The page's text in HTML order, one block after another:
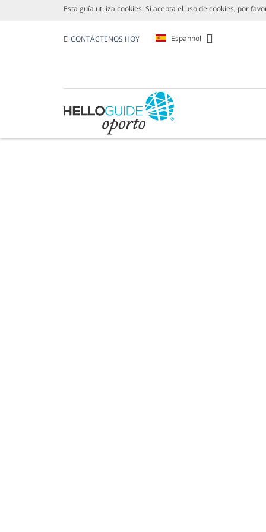
Esta guía utiliza cookies. Si acepta el uso de cookies, por
CONTÁCTENOS HOY Espanhol